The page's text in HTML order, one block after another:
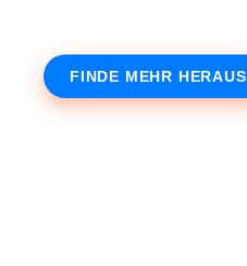
FINDE MEHR HERAUS